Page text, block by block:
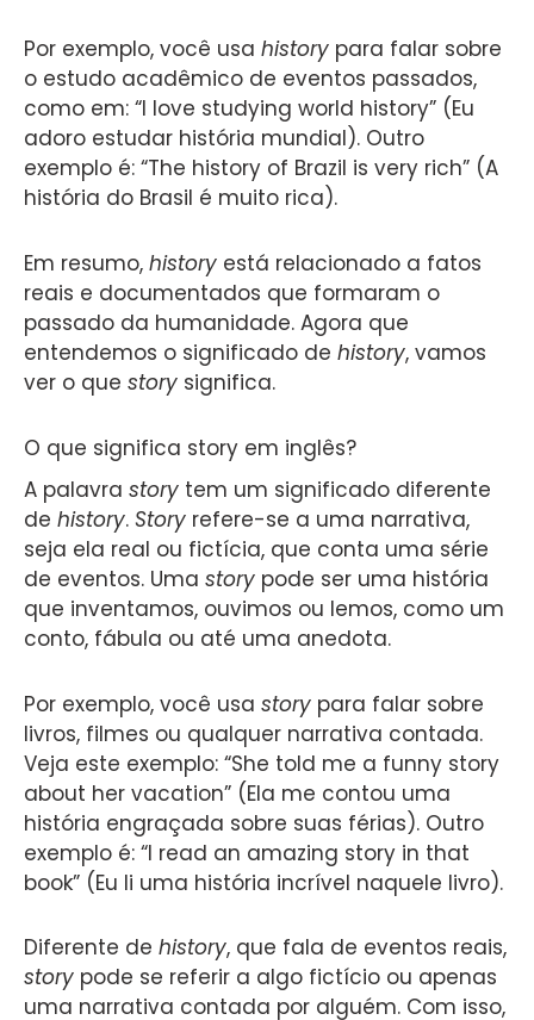
Por exemplo, você usa history para falar sobre
o estudo acadêmico de eventos passados,
como em: “I love studying world history” (Eu
adoro estudar história mundial). Outro
exemplo é: “The history of Brazil is very rich” (A
história do Brasil é muito rica).
Em resumo, history está relacionado a fatos
reais e documentados que formaram o
passado da humanidade. Agora que
entendemos o significado de history, vamos
ver o que story significa.
O que significa story em inglês?
A palavra story tem um significado diferente
de history. Story refere-se a uma narrativa,
seja ela real ou fictícia, que conta uma série
de eventos. Uma story pode ser uma história
que inventamos, ouvimos ou lemos, como um
conto, fábula ou até uma anedota.
Por exemplo, você usa story para falar sobre
livros, filmes ou qualquer narrativa contada.
Veja este exemplo: “She told me a funny story
about her vacation” (Ela me contou uma
história engraçada sobre suas férias). Outro
exemplo é: “I read an amazing story in that
book” (Eu li uma história incrível naquele livro).
Diferente de history, que fala de eventos reais,
story pode se referir a algo fictício ou apenas
uma narrativa contada por alguém. Com isso,